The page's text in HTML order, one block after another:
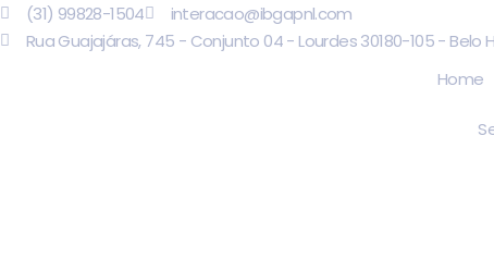
(31) 99828-1504
interacao@ibgapnl.com
Rua Guajajáras, 745 - Conjunto 04 - Lourdes 30180-105 - Belo
Home